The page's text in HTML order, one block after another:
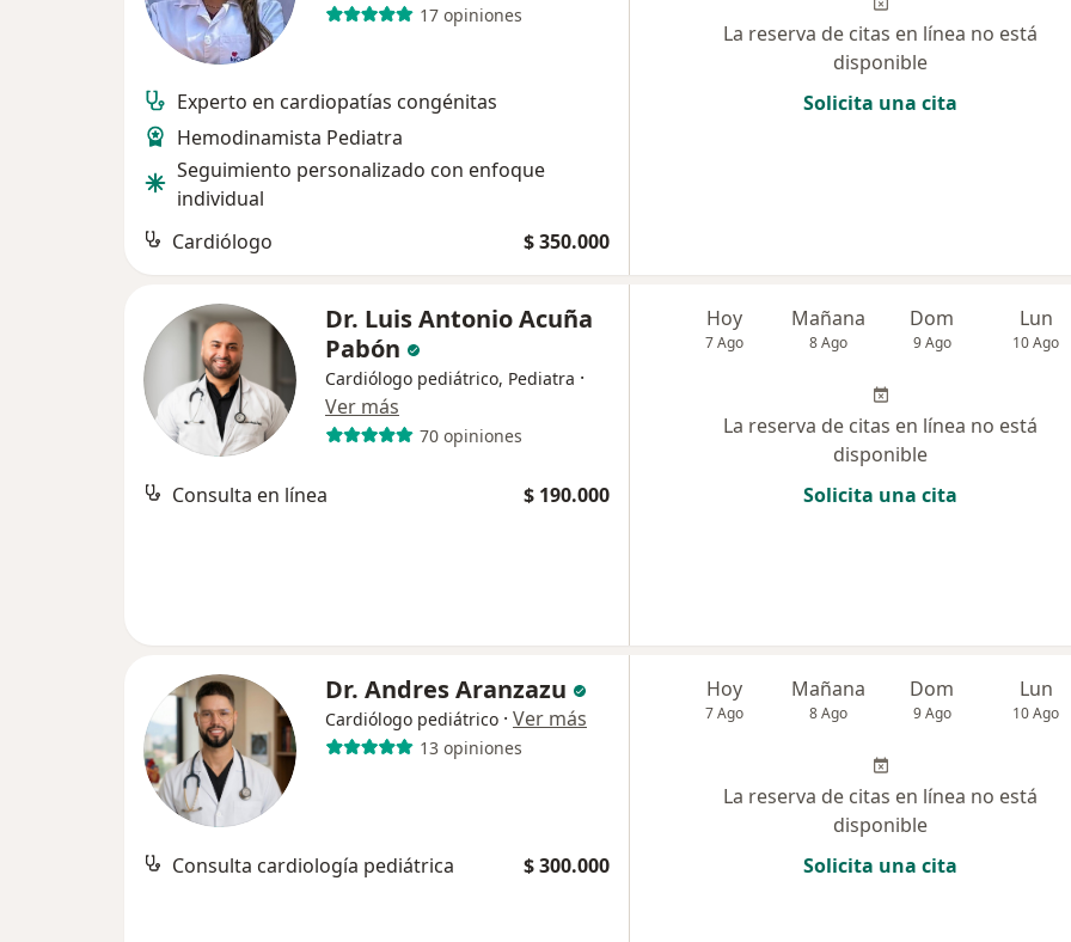
17 opiniones
Experto en cardiopatías congénitas
Hemodinamista Pediatra
Seguimiento personalizado con enfoque
individual
Cardiólogo
$ 350.000
La reserva de citas en línea no está
disponible
Solicita una cita
Dr. Luis Antonio Acuña
Pabón
Cardiólogo pediátrico, Pediatra ·
Ver más
70 opiniones
Consulta en línea $ 190.000
Hoy
7 Ago
Mañana
8 Ago
Dom
9 Ago
Lun
10 Ago
La reserva de citas en línea no está
disponible
Solicita una cita
Dr. Andres Aranzazu
Cardiólogo pediátrico · Ver más
13 opiniones
Consulta cardiología pediátrica $ 300.000
Hoy
7 Ago
Mañana
8 Ago
Dom
9 Ago
Lun
10 Ago
La reserva de citas en línea no está
disponible
Solicita una cita